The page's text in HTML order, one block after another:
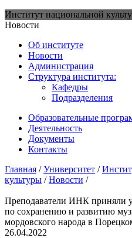
Институт национальной
Новости
Об институте
Новости
Администрация
Структура института:
Кафедры
Подразделения
Образовательные
Деятельность
Документы
Контакты
Главная /Университет /
культуры /Новости /
Преподаватели ИНК приняли
по сохранению и развитию
мордовского народа в
26.04.2022